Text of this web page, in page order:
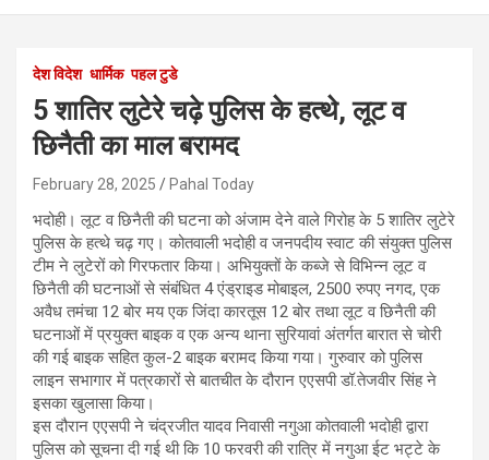
देश विदेश धार्मिक पहल टुडे
5 शातिर लुटेरे चढ़े पुलिस के हत्थे, लूट व
छिनैती का माल बरामद
February 28, 2025 Pahal Today
भदोही। लूट व छिनैती की घटना को अंजाम देने वाले गिरोह के 5 शातिर लुटेरे
पुलिस के हत्थे चढ़ गए। कोतवाली भदोही व जनपदीय स्वाट की संयुक्त पुलिस
टीम ने लुटेरों को गिरफतार किया। अभियुक्तों के कब्जे से विभिन्न लूट व
छिनैती की घटनाओं से संबंधित 4 एंड्राइड मोबाइल, 2500 रुपए नगद, एक
अवैध तमंचा 12 बोर मय एक जिंदा कारतूस 12 बोर तथा लूट व छिनैती की
घटनाओं में प्रयुक्त बाइक व एक अन्य थाना सुरियावां अंतर्गत बारात से चोरी
की गई बाइक सहित कुल-2 बाइक बरामद किया गया। गुरुवार को पुलिस
लाइन सभागार में पत्रकारों से बातचीत के दौरान एएसपी डॉ.तेजवीर सिंह ने
इसका खुलासा किया।
इस दौरान एएसपी ने चंद्रजीत यादव निवासी नगुआ कोतवाली भदोही द्वारा
पुलिस को सूचना दी गई थी कि 10 फरवरी की रात्रि में नगुआ ईट भट्टे के